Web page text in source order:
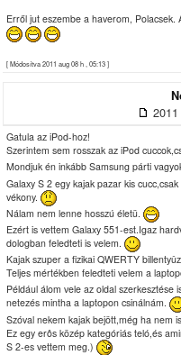
Erről jut eszembe a haverom,
[ Módosítva 2011 aug 08 h , 05:13 ]
Gatula az iPod-hoz!
Szerintem sem rosszak az iPod
Mondjuk én inkább Samsung párti
Galaxy S 2 egy kajak pazar kis
vékony.
Nálam nem lenne hosszú életü.
Ezért is vettem Galaxy 551-est.Igaz
dologban feledteti is velem.
Kajak szuper a fizikai QWERTY
Teljes mértékben feledteti velem a
Például álom vele az oldal
netezés mintha a laptopon csinálnám.
Szóval nekem kajak bejött,még ha nem
Ez egy erôs közép kategóriás teló,és
S 2-es vettem meg.)